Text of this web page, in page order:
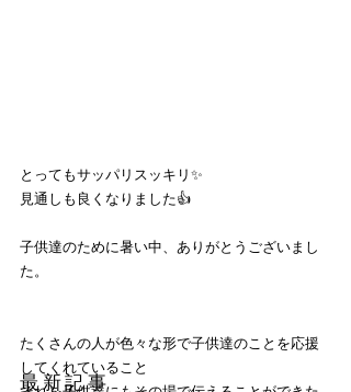
とってもサッパリスッキリ✨
見通しも良くなりました👍
子供達のために暑い中、ありがとうございまし
た。
たくさんの人が色々な形で子供達のことを応援
してくれていること
​最新記事